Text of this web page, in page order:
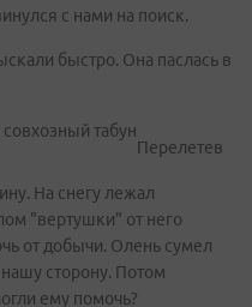
с нами на поиск.
быстро. Она паслась в
Перелетев
На снегу лежал
"вертушки" от него
от добычи. Олень сумел
сторону. Потом
ему помочь?